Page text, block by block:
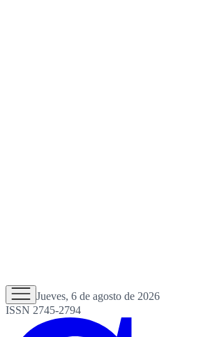
Jueves, 6 de agosto de 2026
ISSN 2745-2794